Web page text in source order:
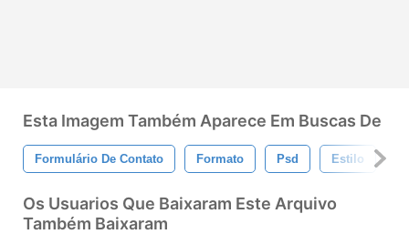
Esta Imagem Também Aparece Em Buscas De
Formulário De Contato Formato Psd Estilo
Os Usuarios Que Baixaram Este Arquivo
Também Baixaram